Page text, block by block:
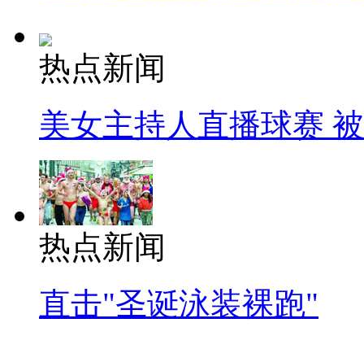
热点新闻
美女主持人直播球赛
热点新闻
直击"圣诞泳装裸跑"